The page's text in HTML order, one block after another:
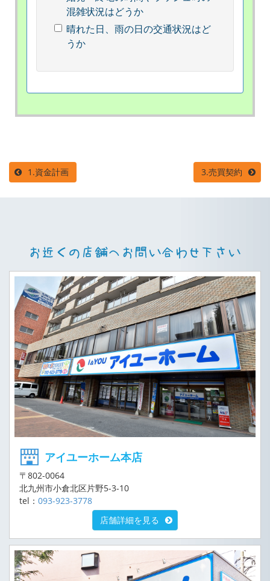
混雑状況はどうか
晴れた日、雨の日の交通状況はど
うか
1.資金計画 3.売買契約
アイユーホーム本店
〒802-0064
北九州市小倉北区片野5-3-10
tel： 093-923-3778
店舗詳細を見る